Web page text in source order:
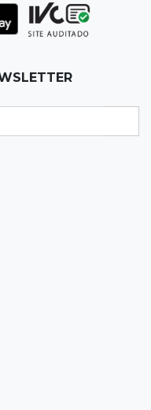
Casa
ano, enquanto